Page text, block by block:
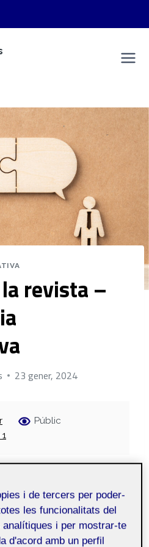
revista –
23 gener, 2024
Públic
de FOL, vaig pensar que
per tal de trobar un grup
necessitats. La
ocupa un lloc central
i de tercers per poder-
les funcionalitats del
i per mostrar-te
d'acord amb un perfil